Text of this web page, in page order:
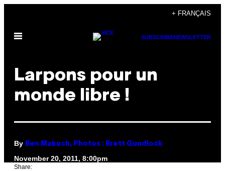
content
+ FRANÇAIS
Open
SUBSCRIBENEWSLETTER
Larpons pour un
monde libre !
By Ben Makuch, Photos : Brett Gundlock
November 20, 2011, 8:00pm
Share: